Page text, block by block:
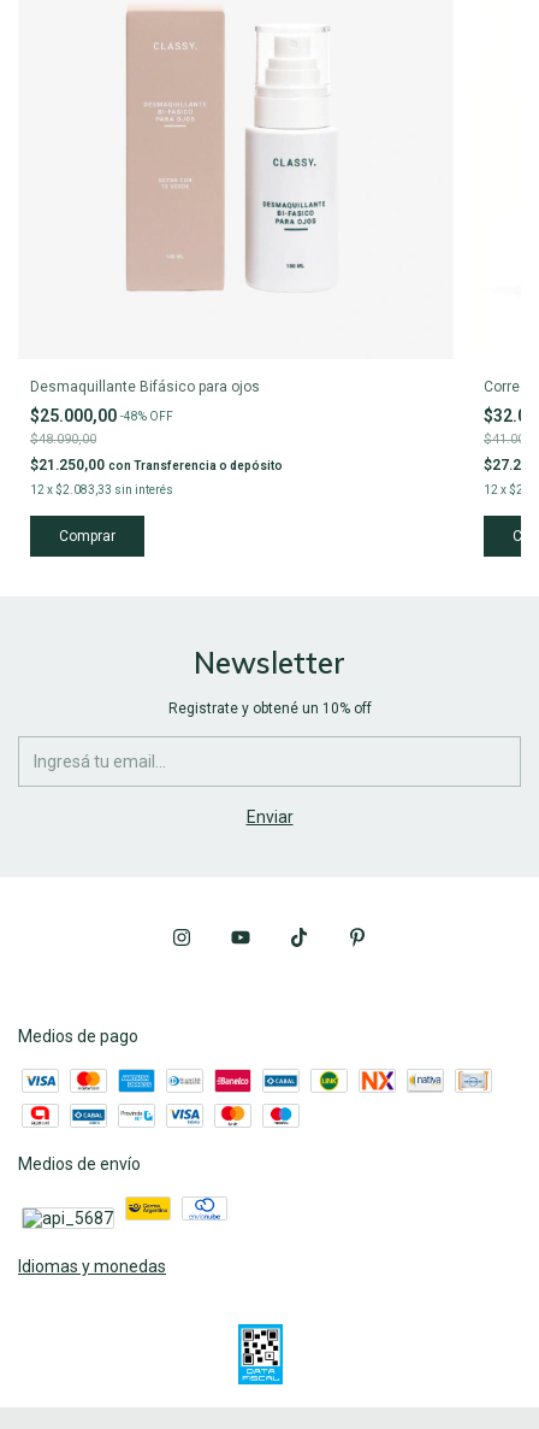
Desmaquillante Bifásico para ojos
$25.000,00 -48% OFF
$48.090,00
$21.250,00 con Transferencia o depósito
12x$2.083,33 sin interés 12 x
Newsletter
Registrate y obtené un 10% off
Medios de pago
Medios de envío
Idiomas y monedas